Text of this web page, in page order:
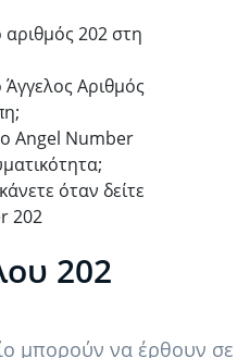
αριθμός 202 στη
Άγγελος Αριθμός
Angel Number
όταν δείτε
202
202
μπορούν να έρθουν σε